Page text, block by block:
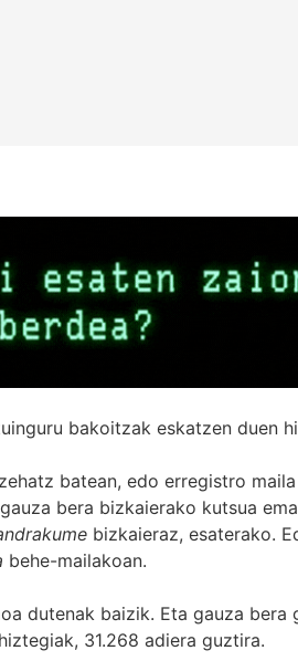
bakoitzak eskatzen duen
batean, edo erregistro
bera bizkaierako kutsua
bizkaieraz, esaterako.
behe-mailakoan.
dutenak baizik. Eta gauza
31.268 adiera guztira.